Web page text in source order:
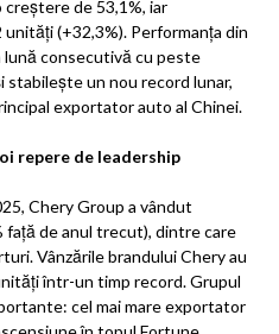
de 53,1%, iar
(+32,3%). Performanța din
lună consecutivă cu peste
un nou record lunar,
exportator auto al Chinei.
repere de leadership
Chery Group a vândut
față de anul trecut), dintre care
Vânzările brandului Chery au
într-un timp record. Grupul
cel mai mare exportator